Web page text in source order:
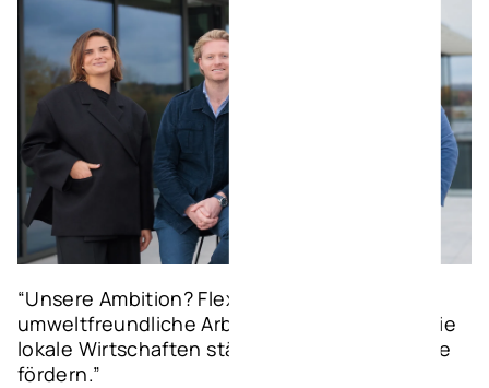
“Unsere Ambition? Flexible, modulare und
umweltfreundliche Arbeitsplätze schaffen, die
lokale Wirtschaften stärken und Arbeitsplätze
fördern.”